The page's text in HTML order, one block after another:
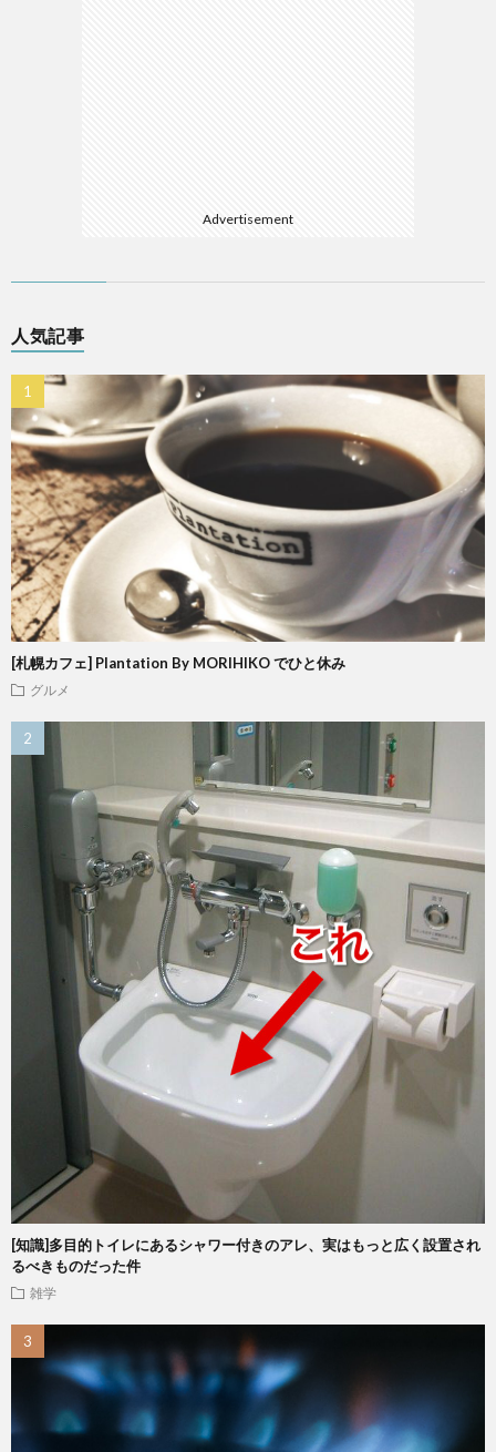
Advertisement
人気記事
[札幌カフェ] Plantation By MORIHIKO でひと休み
グルメ
[知識]多目的トイレにあるシャワー付きのアレ、実はもっと広く設置され
るべきものだった件
雑学